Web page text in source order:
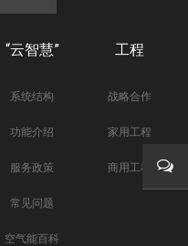
“云智慧”
系统结构
功能介绍
服务政策
常见问题
空气能百科
工程
战略合作
家用工程
商用工程